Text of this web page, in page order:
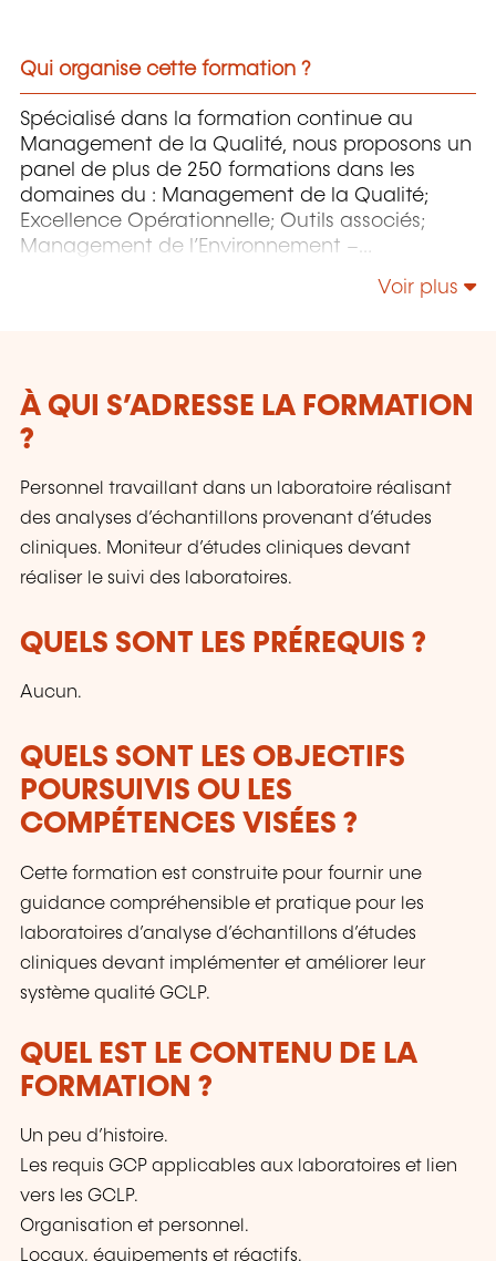
Qui organise cette formation ?
Spécialisé dans la formation continue au
Management de la Qualité, nous proposons un
panel de plus de 250 formations dans les
domaines du : Management de la Qualité;
Excellence Opérationnelle; Outils associés;
Management de l’Environnement –
Management de la Sécurité et de la Sûreté;
Voir plus
À QUI S’ADRESSE LA FORMATION
?
Personnel travaillant dans un laboratoire réalisant
des analyses d’échantillons provenant d’études
cliniques. Moniteur d’études cliniques devant
réaliser le suivi des laboratoires.
QUELS SONT LES PRÉREQUIS ?
Aucun.
QUELS SONT LES OBJECTIFS
POURSUIVIS OU LES
COMPÉTENCES VISÉES ?
Cette formation est construite pour fournir une
guidance compréhensible et pratique pour les
laboratoires d’analyse d’échantillons d’études
cliniques devant implémenter et améliorer leur
système qualité GCLP.
QUEL EST LE CONTENU DE LA
FORMATION ?
Un peu d’histoire.
Les requis GCP applicables aux laboratoires et lien
vers les GCLP.
Organisation et personnel.
Locaux, équipements et réactifs.